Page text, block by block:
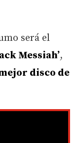
será el
Messiah’,
disco de